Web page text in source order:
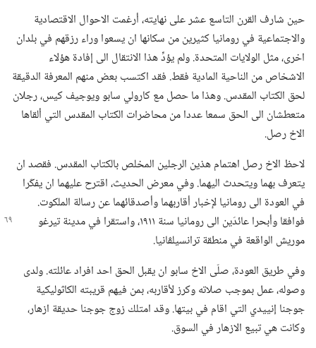
حين شارف القرن التاسع عشر على نهايته،‏ أرغمت الاحوال الاقتصادية
والاجتماعية في رومانيا كثيرين من سكانها ان يسعوا وراء رزقهم في بلدان
اخرى،‏ مثل الولايات المتحدة.‏ ولم يؤدِّ هذا الانتقال الى إفادة هؤلاء
الاشخاص من الناحية المادية فقط.‏ فقد اكتسب بعض منهم المعرفة الدقيقة
لحق الكتاب المقدس.‏ وهذا ما حصل مع كارولي سابو ويوجيف كيس،‏ رجلان
متعطشان الى الحق سمعا عددا من محاضرات الكتاب المقدس التي ألقاها
الاخ رصل.‏
لاحظ الاخ رصل اهتمام هذين الرجلين المخلص بالكتاب المقدس.‏ فقصد ان
يتعرف بهما ويتحدث اليهما.‏ وفي معرض الحديث،‏ اقترح عليهما ان يفكّرا
في العودة الى رومانيا لإخبار أقاربهما وأصدقائهما عن رسالة الملكوت.‏
فوافقا وأبحرا عائدَين الى رومانيا سنة ١٩١١،‏ واستقرا
في مدينة تيرغو
موريش الواقعة في منطقة ترانسيلڤانيا.‏
وفي طريق العودة،‏ صلّى الاخ سابو ان يقبل الحق احد افراد عائلته.‏ ولدى
وصوله،‏ عمل بموجب صلاته وكرز لأقاربه،‏ بمن فيهم قريبته الكاثوليكية
جوجنا إنييدي التي اقام في بيتها.‏ وقد امتلك زوج جوجنا حديقة ازهار،‏
وكانت هي تبيع الازهار في السوق.‏